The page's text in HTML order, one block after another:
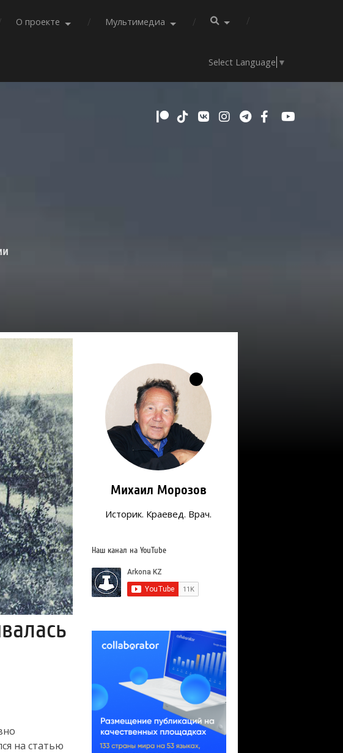
О проекте Мультимедиа
Select Language ▼
на статью
Михаил Морозов
Историк. Краевед. Врач.
Наш канал на YouTube